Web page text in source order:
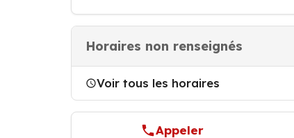
Horaires non renseignés
Voir tous les horaires
Appeler